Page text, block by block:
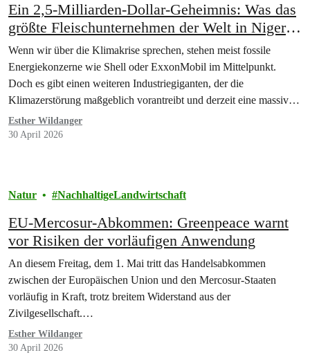
Ein 2,5-Milliarden-Dollar-Geheimnis: Was das
größte Fleischunternehmen der Welt in Nigeria
verbirgt
Wenn wir über die Klimakrise sprechen, stehen meist fossile
Energiekonzerne wie Shell oder ExxonMobil im Mittelpunkt.
Doch es gibt einen weiteren Industriegiganten, der die
Klimazerstörung maßgeblich vorantreibt und derzeit eine massive
Expansion in Afrika plant.
Esther Wildanger
30 April 2026
Natur NachhaltigeLandwirtschaft
EU-Mercosur-Abkommen: Greenpeace warnt
vor Risiken der vorläufigen Anwendung
An diesem Freitag, dem 1. Mai tritt das Handelsabkommen
zwischen der Europäischen Union und den Mercosur-Staaten
vorläufig in Kraft, trotz breitem Widerstand aus der
Zivilgesellschaft.…
Esther Wildanger
30 April 2026